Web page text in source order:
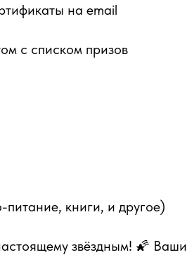
на email
с списком призов
книги, и другое)
звёздным! 🌠 Ваши